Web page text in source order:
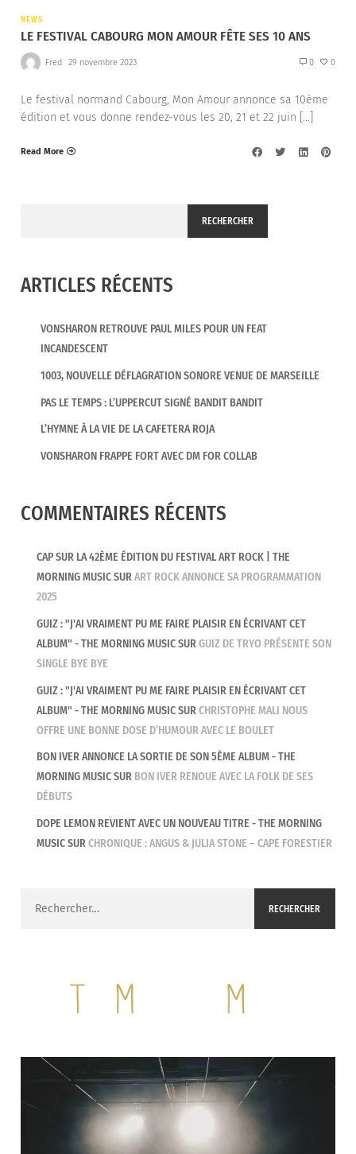
NEWS
LE FESTIVAL CABOURG MON AMOUR FÊTE SES 10 ANS
Fred 29 novembre 2023 0 0
Le festival normand Cabourg, Mon Amour annonce sa 10ème
édition et vous donne rendez-vous les 20, 21 et 22 juin […]
Read More
RECHERCHER
ARTICLES RÉCENTS
VONSHARON RETROUVE PAUL MILES POUR UN FEAT
INCANDESCENT
1003, NOUVELLE DÉFLAGRATION SONORE VENUE DE MARSEILLE
PAS LE TEMPS : L’UPPERCUT SIGNÉ BANDIT BANDIT
L’HYMNE À LA VIE DE LA CAFETERA ROJA
VONSHARON FRAPPE FORT AVEC DM FOR COLLAB
COMMENTAIRES RÉCENTS
CAP SUR LA 42ÈME ÉDITION DU FESTIVAL ART ROCK | THE
MORNING MUSICSURART ROCK ANNONCE SA PROGRAMMATION
2025
GUIZ : "J'AI VRAIMENT PU ME FAIRE PLAISIR EN ÉCRIVANT CET
ALBUM" - THE MORNING MUSICSURGUIZ DE TRYO PRÉSENTE SON
SINGLE BYE BYE
GUIZ : "J'AI VRAIMENT PU ME FAIRE PLAISIR EN ÉCRIVANT CET
ALBUM" - THE MORNING MUSICSURCHRISTOPHE MALI NOUS
OFFRE UNE BONNE DOSE D’HUMOUR AVEC LE BOULET
BON IVER ANNONCE LA SORTIE DE SON 5ÈME ALBUM - THE
MORNING MUSICSUR BON IVER RENOUE AVEC LA FOLK DE SES
DÉBUTS
DOPE LEMON REVIENT AVEC UN NOUVEAU TITRE - THE MORNING
MUSICSURCHRONIQUE : ANGUS & JULIA STONE – CAPE FORESTIER